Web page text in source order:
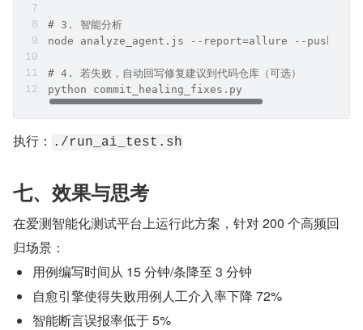
# 3. 智能分析
node analyze_agent.js --report=allure --push-to-
# 4. 若失败，自动回写修复建议到代码仓库（可选）
python commit_healing_fixes.py
执行： ./run_ai_test.sh
七、效果与思考
在爱测智能化测试平台上运行此方案，针对 200 个高频回
归场景：
用例编写时间从 15 分钟/条降至 3 分钟
自愈引擎使得失败用例人工介入率下降 72%
智能断言误报率低于 5%